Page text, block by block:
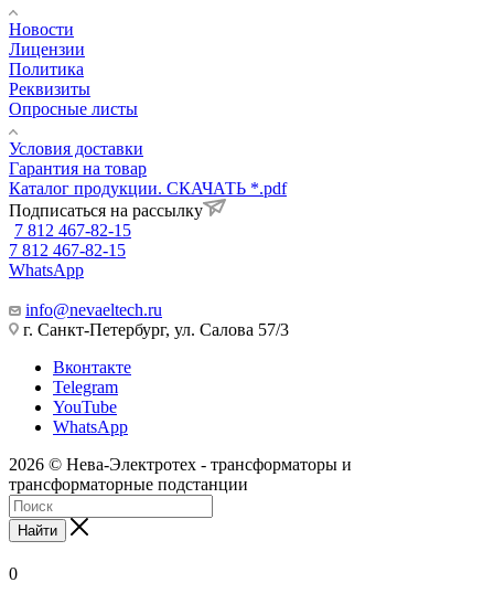
Новости
Лицензии
Политика
Реквизиты
Опросные листы
Условия доставки
Гарантия на товар
Каталог продукции. СКАЧАТЬ *.pdf
Подписаться на рассылку
7 812 467-82-15
7 812 467-82-15
WhatsApp
info@nevaeltech.ru
г. Санкт-Петербург, ул. Салова 57/3
Вконтакте
Telegram
YouTube
WhatsApp
2026 © Нева-Электротех - трансформаторы и
трансформаторные подстанции
Найти
0